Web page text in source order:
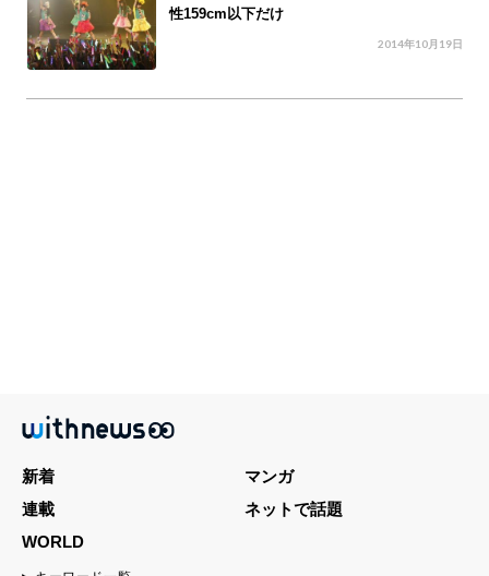
性159cm以下だけ
2014年10月19日
新着
マンガ
連載
ネットで話題
WORLD